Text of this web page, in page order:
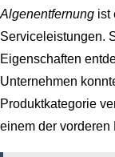
Algenentfernung ist
Serviceleistungen.
Eigenschaften
Unternehmen
Produktkategorie
einem der vorderen